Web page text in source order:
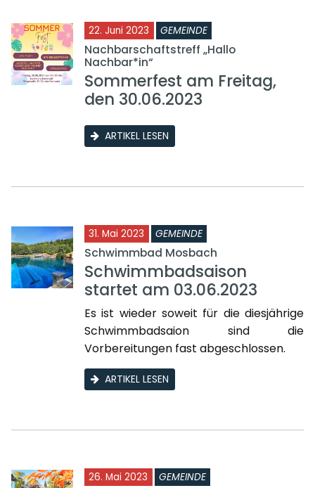
22. Juni 2023 GEMEINDE
Nachbarschaftstreff „Hallo
Nachbar*in“
Sommerfest am Freitag,
den 30.06.2023
ARTIKEL LESEN
31. Mai 2023 GEMEINDE
Schwimmbad Mosbach
Schwimmbadsaison
startet am 03.06.2023
Es ist wieder soweit für die diesjährige
Schwimmbadsaion sind die
Vorbereitungen fast abgeschlossen.
ARTIKEL LESEN
26. Mai 2023 GEMEINDE